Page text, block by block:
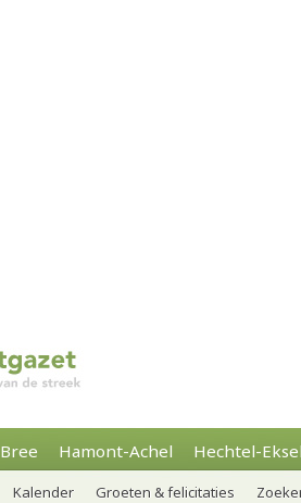
Bree Hamont-Achel Hechtel-
Kalender Groeten & felicitaties